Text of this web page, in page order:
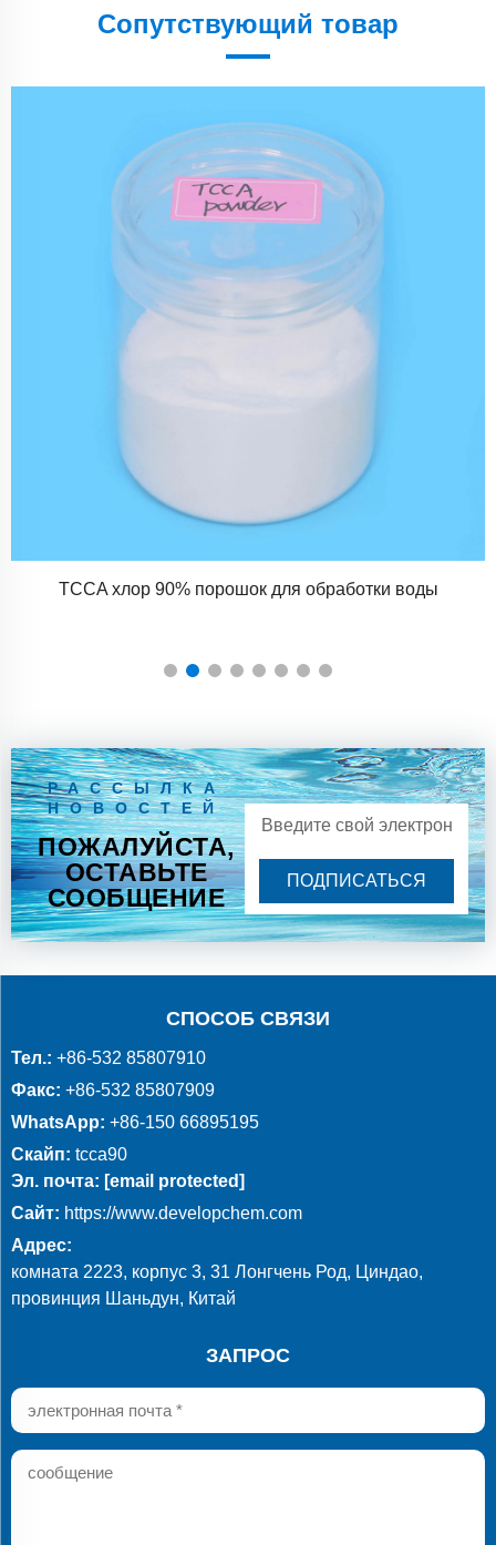
Сопутствующий товар
Серия ZPS100-10 Большие вращающиеся таблеточные
РАССЫЛКА
НОВОСТЕЙ
ПОЖАЛУЙСТА,
ОСТАВЬТЕ
СООБЩЕНИЕ
ПОДПИСАТЬСЯ
СПОСОБ СВЯЗИ
Тел.: +86-532 85807910
Факс: +86-532 85807909
WhatsApp: +86-150 66895195
Скайп: tcca90
Эл. почта: [email protected]
Сайт: https://www.developchem.com
Адрес:
комната 2223, корпус 3, 31 Лонгчень Род, Циндао,
провинция Шаньдун, Китай
ЗАПРОС